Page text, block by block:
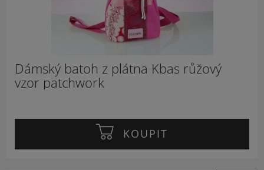
Dámský batoh z plátna Kbas růžový
vzor patchwork
KOUPIT